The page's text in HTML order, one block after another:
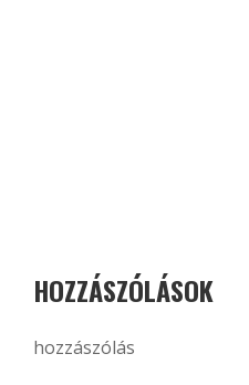
HOZZÁSZÓLÁSOK
hozzászólás